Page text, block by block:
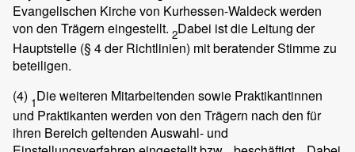
Evangelischen Kirche von Kurhessen-Waldeck werden
von den Trägern eingestellt. 2Dabei ist die Leitung der
Hauptstelle (§ 4 der Richtlinien) mit beratender Stimme zu
beteiligen.
(4) 1Die weiteren Mitarbeitenden sowie Praktikantinnen
und Praktikanten werden von den Trägern nach den für
ihren Bereich geltenden Auswahl- und